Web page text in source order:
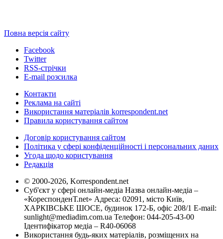
Повна версія сайту
Facebook
Twitter
RSS-стрічки
E-mail розсилка
Контакти
Реклама на сайті
Використання матеріалів korrespondent.net
Правила користування сайтом
Договір користування сайтом
Політика у сфері конфіденційності і персональних даних
Угода щодо користування
Редакція
© 2000-2026, Korrespondent.net
Суб'єкт у сфері онлайн-медіа Назва онлайн-медіа –
«КореспонденТ.net» Адреса: 02091, місто Київ,
ХАРКІВСЬКЕ ШОСЕ, будинок 172-Б, офіс 208/1 E-mail:
sunlight@mediadim.com.ua Телефон: 044-205-43-00
Ідентифікатор медіа – R40-06068
Використання будь-яких матеріалів, розміщених на